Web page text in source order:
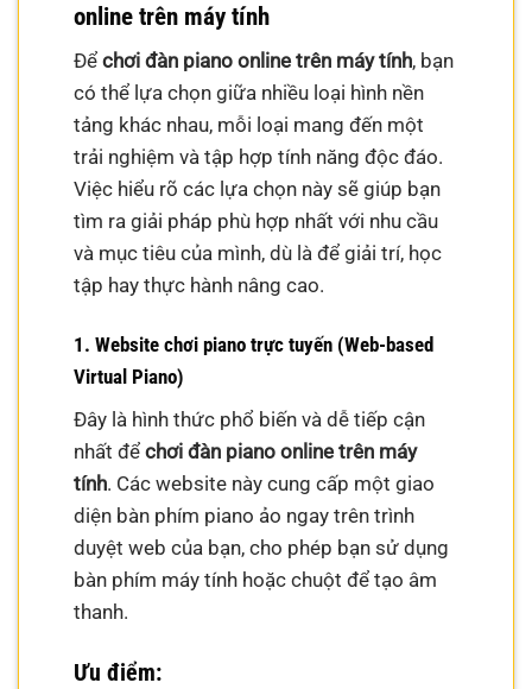
online trên máy tính
Đểchơi đàn piano online trên máy tính, bạn
có thể lựa chọn giữa nhiều loại hình nền
tảng khác nhau, mỗi loại mang đến một
trải nghiệm và tập hợp tính năng độc đáo.
Việc hiểu rõ các lựa chọn này sẽ giúp bạn
tìm ra giải pháp phù hợp nhất với nhu cầu
và mục tiêu của mình, dù là để giải trí, học
tập hay thực hành nâng cao.
1. Website chơi piano trực tuyến (Web-based
Virtual Piano)
Đây là hình thức phổ biến và dễ tiếp cận
nhất đểchơi đàn piano online trên máy
tính. Các website này cung cấp một giao
diện bàn phím piano ảo ngay trên trình
duyệt web của bạn, cho phép bạn sử dụng
bàn phím máy tính hoặc chuột để tạo âm
thanh.
Ưu điểm: